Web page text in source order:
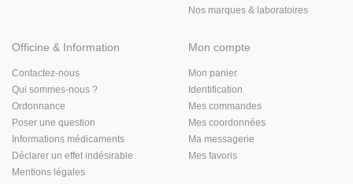
Nos marques & laboratoires
Officine & Information
Contactez-nous
Qui sommes-nous ?
Ordonnance
Poser une question
Informations médicaments
Déclarer un effet indésirable
Mentions légales
Mon compte
Mon panier
Identification
Mes commandes
Mes coordonnées
Ma messagerie
Mes favoris